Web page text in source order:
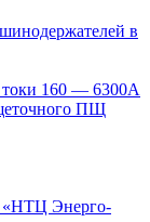
в
160 — 6300А
ПЩ
«НТЦ Энерго-